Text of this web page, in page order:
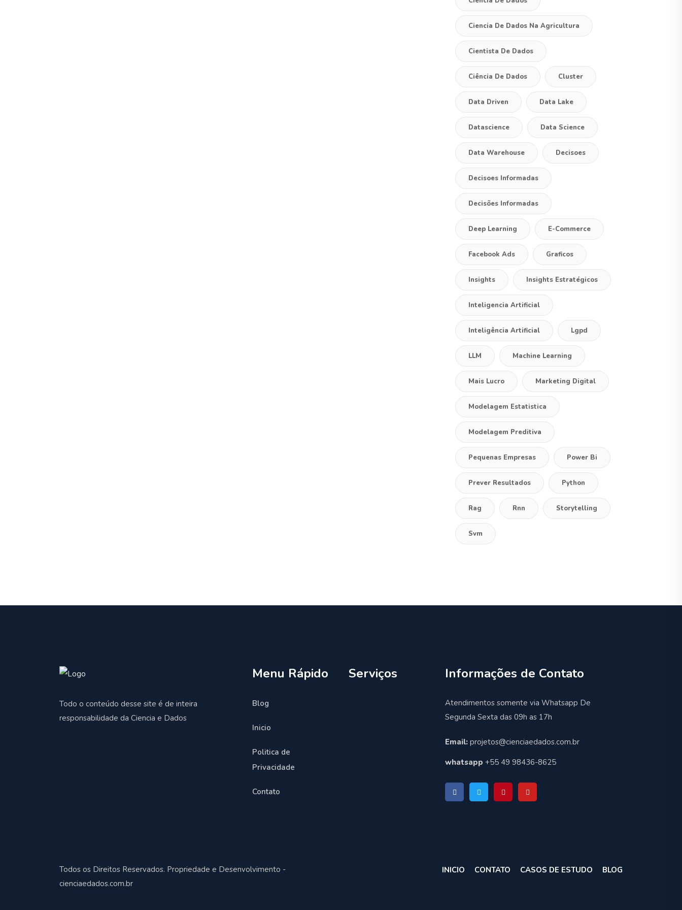
Ciencia De Dados Na Agricultura
Cientista De Dados
Ciência De Dados Cluster
Data Driven Data Lake
Datascience Data Science
Data Warehouse Decisoes
Decisoes Informadas
Decisões Informadas
Deep Learning E-Commerce
Facebook Ads Graficos
Insights Insights Estratégicos
Inteligencia Artificial
Inteligência Artificial Lgpd
LLM Machine Learning
Mais Lucro Marketing Digital
Modelagem Estatistica
Modelagem Preditiva
Pequenas Empresas Power Bi
Prever Resultados Python
Rag Rnn Storytelling
Svm
Todo o conteúdo desse site é de inteira
responsabilidade da Ciencia e Dados
Menu Rápido
Blog
Inicio
Politica de
Privacidade
Contato
Serviços Informações de Contato
Atendimentos somente via Whatsapp De
Segunda Sexta das 09h as 17h
Email: projetos@cienciaedados.com.br
whatsapp +55 49 98436-8625
Todos os Direitos Reservados. Propriedade e Desenvolvimento -
cienciaedados.com.br
INICIO CONTATO CASOS DE ESTUDO BLOG